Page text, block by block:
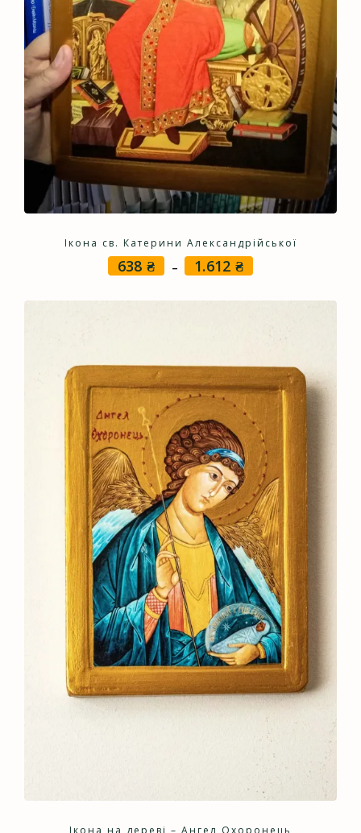
Ікона св. Катерини Александрійської
638 ₴ – 1.612 ₴
638 ₴
1.612 ₴
Ікона на дереві – Ангел Охоронець